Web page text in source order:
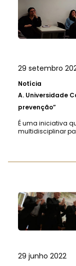
29 setembro
Notícia
A. Universidade
prevenção”
É uma iniciativa
multidisciplinar
29 junho 2022